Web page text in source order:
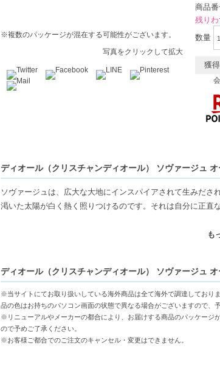
※複数のパッケージが混在する可能性がございます。
写真をクリックして拡大
商品
残りわ
数量
獲
ディオール（クリスチャンディオール） ソヴァージュ
ソヴァージュは、広大な大地にインスパイアされて生みださ
渇いた太陽が白く熱く照りつけるのです。それは自分に正直
フランソワ・ドゥマシーは、稀少性や栽培条件で選ばれた
識と共に使われます。ディオールのための オーダーメイド
一緒に作られているのです。
【ご注意ください】
◇こちらの商品は沖縄への発送ができかねます。
も
ディオール（クリスチャンディオール） ソヴァージュ
※当サイトにてお取り扱いしている海外商品は全て海外で調達しており
品の色はお持ちのパソコン画面の状態で異なる場合がございますので、
※リニューアルやメーカーの都合により、お届けする商品のパッケージ
ので予めご了承ください。
※お客様ご都合でのご注文のキャンセル・変更はできません。